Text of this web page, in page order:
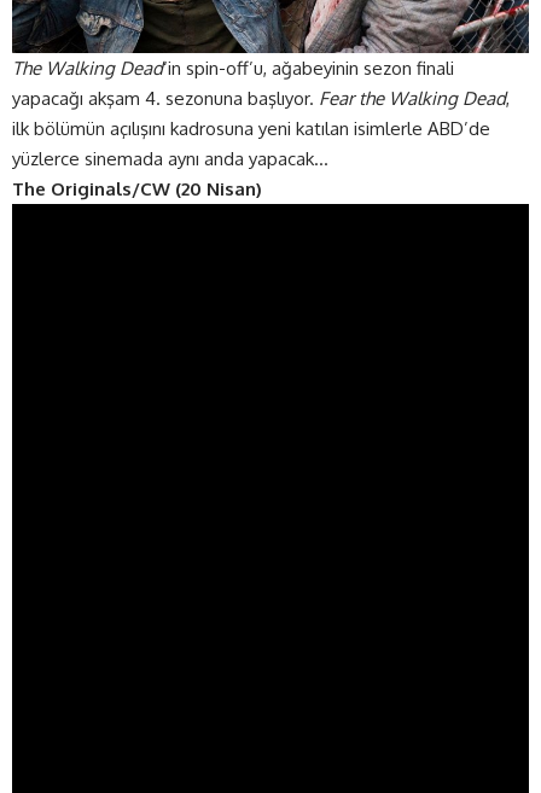
The Walking Dead‘in spin-off’u, ağabeyinin sezon finali
yapacağı akşam 4. sezonuna başlıyor. Fear the Walking Dead,
ilk bölümün açılışını kadrosuna yeni katılan isimlerle ABD’de
yüzlerce sinemada aynı anda yapacak…
The Originals/CW (20 Nisan)